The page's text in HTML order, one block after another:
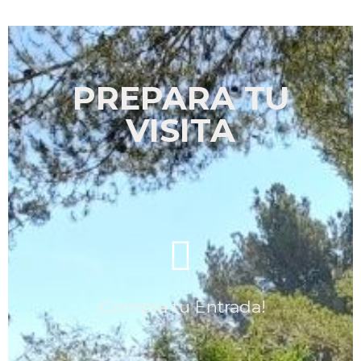
PREPARA TU
VISITA
¡Compra tu Entrada!